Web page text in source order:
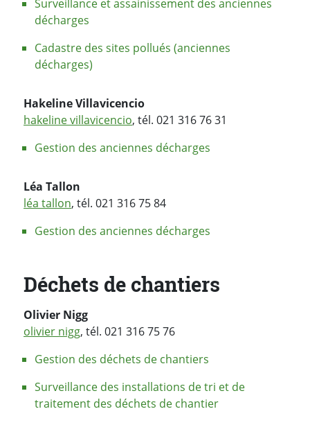
Surveillance et assainissement des anciennes
décharges
Cadastre des sites pollués (anciennes
décharges)
Hakeline Villavicencio
hakeline villavicencio, tél. 021 316 76 31
Gestion des anciennes décharges
Léa Tallon
léa tallon, tél. 021 316 75 84
Gestion des anciennes décharges
Déchets de chantiers
Olivier Nigg
olivier nigg, tél. 021 316 75 76
Gestion des déchets de chantiers
Surveillance des installations de tri et de
traitement des déchets de chantier